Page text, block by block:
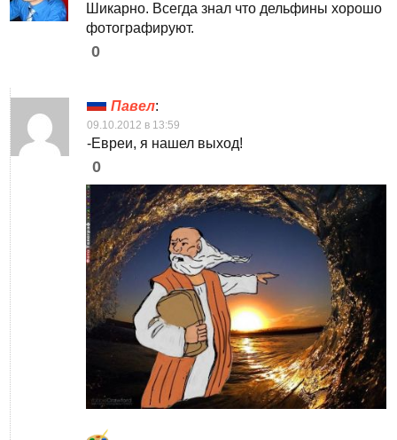
Шикарно. Всегда знал что дельфины хорошо
фотографируют.
0
Павел:
09.10.2012 в 13:59
-Евреи, я нашел выход!
0